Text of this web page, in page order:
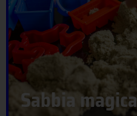
Sabbia magica